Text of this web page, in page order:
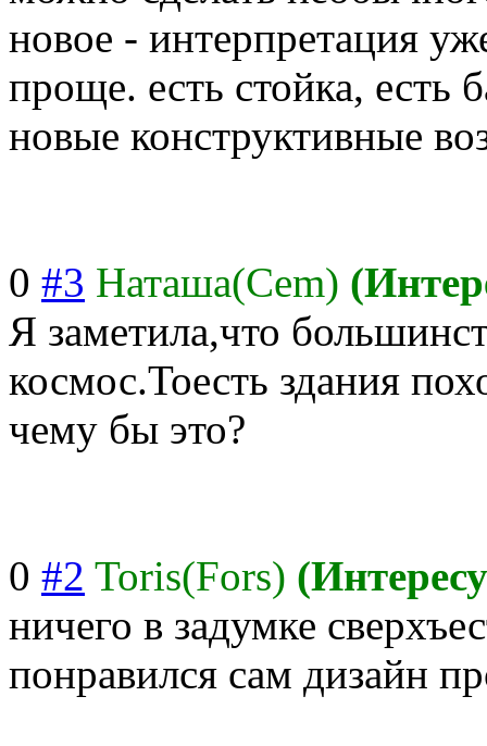
новое - интерпретация
проще. есть стойка, есть
новые конструктивные
0 #3 Наташа(Cem)
Я заметила,что
космос.Тоесть здания
чему бы это?
0 #2 Toris(Fors)
ничего в задумке
понравился сам дизайн